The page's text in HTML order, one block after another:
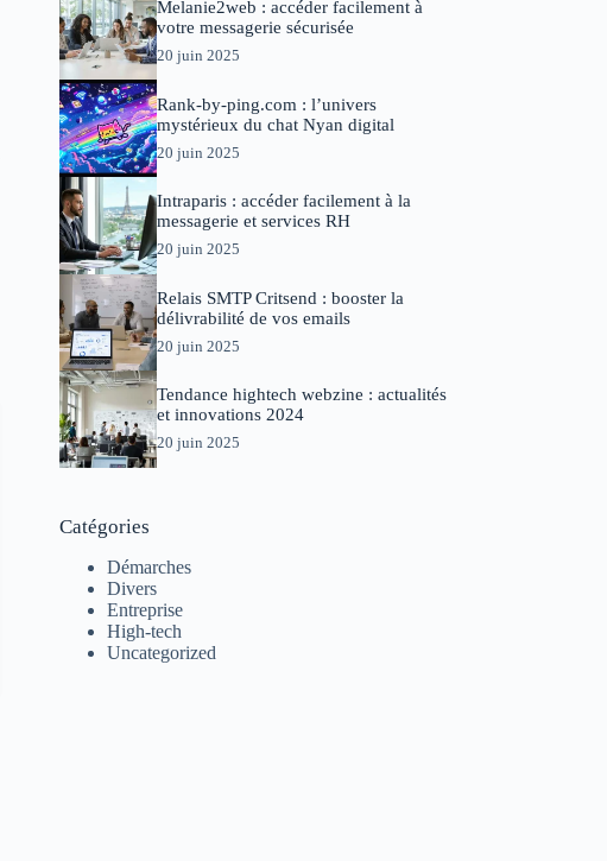
Melanie2web : accéder facilement à
votre messagerie sécurisée
20 juin 2025
Rank-by-ping.com : l’univers
mystérieux du chat Nyan digital
20 juin 2025
Intraparis : accéder facilement à la
messagerie et services RH
20 juin 2025
Relais SMTP Critsend : booster la
délivrabilité de vos emails
20 juin 2025
Tendance hightech webzine : actualités
et innovations 2024
20 juin 2025
Catégories
Démarches
Divers
Entreprise
High-tech
Uncategorized